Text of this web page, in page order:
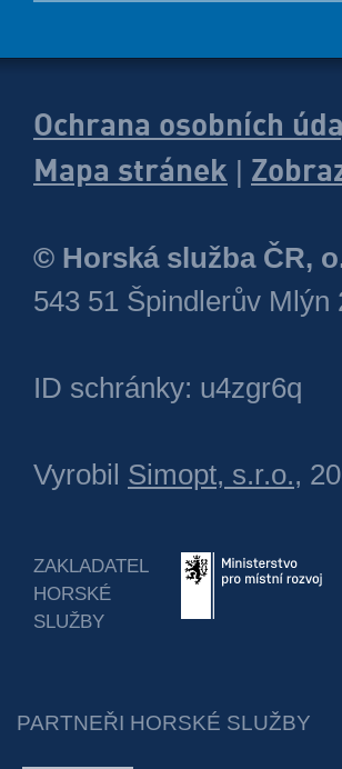
Ochrana osobních
Mapa stránek
© Horská služba ČR,
543 51 Špindlerův Mlýn
ID schránky: u4zgr6q
Vyrobil Simopt, s.r.o.,
ZAKLADATEL
HORSKÉ
SLUŽBY
PARTNEŘI HORSKÉ SLUŽBY